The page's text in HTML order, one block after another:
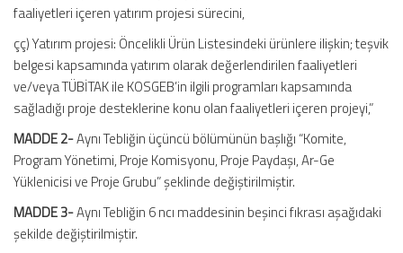
faaliyetleri içeren yatırım projesi sürecini,
çç) Yatırım projesi: Öncelikli Ürün Listesindeki ürünlere ilişkin; teşvik
belgesi kapsamında yatırım olarak değerlendirilen faaliyetleri
ve/veya TÜBİTAK ile KOSGEB’in ilgili programları kapsamında
sağladığı proje desteklerine konu olan faaliyetleri içeren projeyi,”
MADDE 2-Aynı Tebliğin üçüncü bölümünün başlığı “Komite,
Program Yönetimi, Proje Komisyonu, Proje Paydaşı, Ar-Ge
Yüklenicisi ve Proje Grubu” şeklinde değiştirilmiştir.
MADDE 3-Aynı Tebliğin 6 ncı maddesinin beşinci fıkrası aşağıdaki
şekilde değiştirilmiştir.